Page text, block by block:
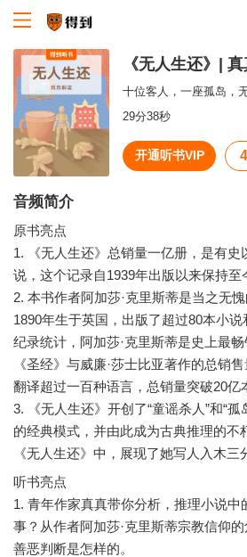
《无人生还》|
十位客人，一座孤岛，
29分38秒
开通听书VIP
音频简介
原书亮点
1. 《无人生还》总销量一亿册，是有史
说，这个记录自1939年出版以来保持至
2. 本书作者阿加莎·克里斯蒂是当之无
1890年生于英国，出版了超过80本小
纪录统计，阿加莎·克里斯蒂是史上最
《圣经》与威廉·莎士比亚著作的总销
翻译超过一百种语言，总销量突破20亿
3. 《无人生还》开创了“童谣杀人”和“
的经典模式，并由此成为古典推理的不
听书亮点
1. 青年作家真真带你分析，推理小说中
事？从作者阿加莎·克里斯蒂宗教信仰
善恶判断是怎样的。